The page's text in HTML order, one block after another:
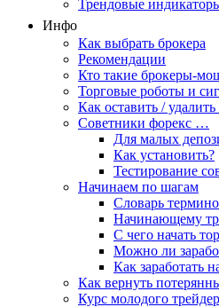
Трендовые
Инфо
Как выбрать брокера
Рекомендации
Кто такие брокеры-
Торговые роботы и
Как оставить /
Советники форекс …
Для малых
Как установить?
Тестирование
Начинаем по шагам
Словарь
Начинающему
С чего начать
Можно ли
Как заработать
Как вернуть
Курс молодого